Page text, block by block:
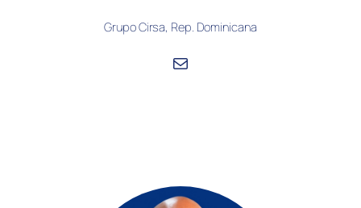
Grupo Cirsa, Rep. Dominicana
Correo electrónico